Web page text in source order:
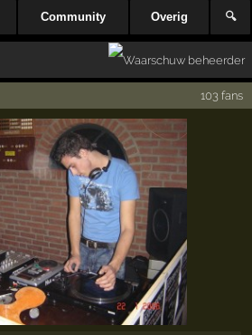
Community Overig 🔍
103 fans